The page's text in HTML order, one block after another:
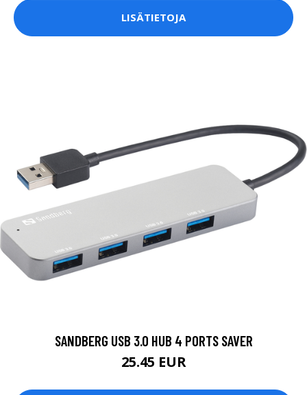
LISÄTIETOJA
SANDBERG USB 3.0 HUB 4 PORTS SAVER
25.45 EUR